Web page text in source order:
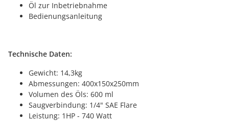
Öl zur Inbetriebnahme
Bedienungsanleitung
Technische Daten:
Gewicht: 14,3kg
Abmessungen: 400x150x250mm
Volumen des Öls: 600 ml
Saugverbindung: 1/4" SAE Flare
Leistung: 1HP - 740 Watt